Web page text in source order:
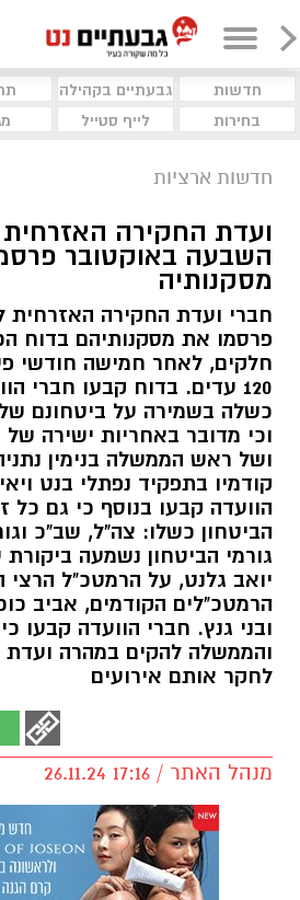
חדשות גבעתיים בקהילה
בחירות
לייף סטייל
חדשות ארציות
ועדת החקירה האזרחית
השבעה באוקטובר
מסקנותיה
פרסמו את מסקנותיהם בדוח
חלקים, לאחר חמישה חודשי
120 עדים. בדוח קבעו חברי
כשלה בשמירה על ביטחונם
וכי מדובר באחריות ישירה
ושל ראש הממשלה בנימין
קודמיו בתפקיד נפתלי בנט
הוועדה קבעו בנוסף כי גם כל
הביטחון כשלו: צה"ל, שב"כ
גורמי הביטחון נשמעה
יואב גלנט, על הרמטכ"ל הרצי
הרמטכ"לים הקודמים, אביב
ובני גנץ. חברי הוועדה קבעו
והממשלה להקים במהרה
לחקר אותם אירועים
מנהל האתר / 17:16 26.11.24